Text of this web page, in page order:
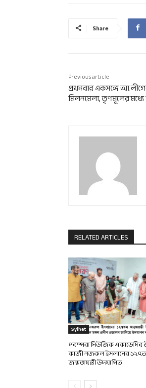
Share
Previous article
প্রথমবার একসঙ্গে আ.লীগের
মিলনমেলা, তৃণমূলের মধ্যে
RELATED ARTICLES
Sylhet
পরম্পরা মিউজিক একাডেমির
কাজী নজরুল ইসলামের
জন্মজয়ন্তী উদযাপিত